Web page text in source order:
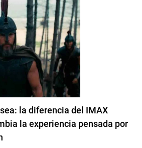
la diferencia del IMAX
la experiencia pensada por